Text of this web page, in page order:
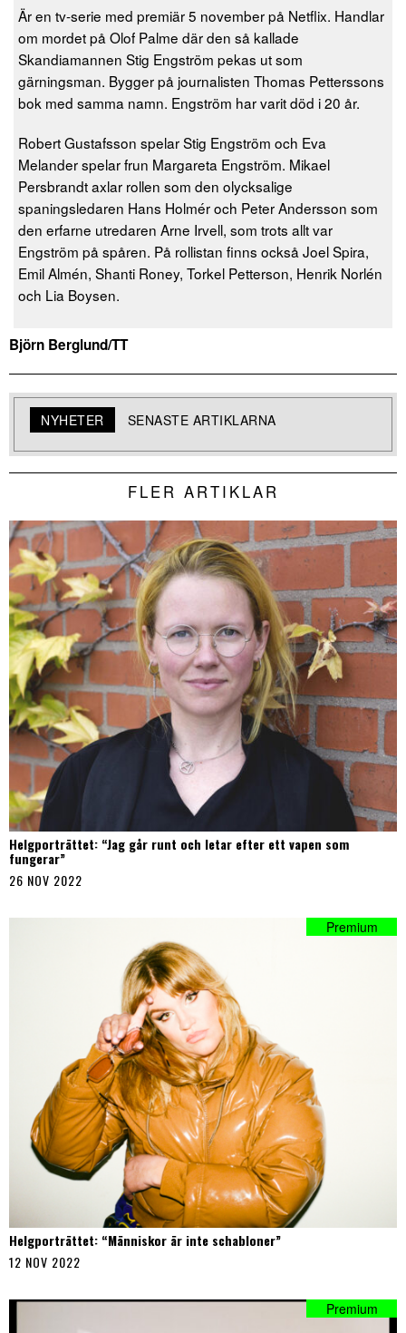
Är en tv-serie med premiär 5 november på Netflix. Handlar
om mordet på Olof Palme där den så kallade
Skandiamannen Stig Engström pekas ut som
gärningsman. Bygger på journalisten Thomas Petterssons
bok med samma namn. Engström har varit död i 20 år.
Robert Gustafsson spelar Stig Engström och Eva
Melander spelar frun Margareta Engström. Mikael
Persbrandt axlar rollen som den olycksalige
spaningsledaren Hans Holmér och Peter Andersson som
den erfarne utredaren Arne Irvell, som trots allt var
Engström på spåren. På rollistan finns också Joel Spira,
Emil Almén, Shanti Roney, Torkel Petterson, Henrik Norlén
och Lia Boysen.
Björn Berglund/TT
NYHETER SENASTE ARTIKLARNA
FLER ARTIKLAR
Helgporträttet: “Jag går runt och letar efter ett vapen som
fungerar”
26 NOV 2022
Helgporträttet: “Människor är inte schabloner”
12 NOV 2022